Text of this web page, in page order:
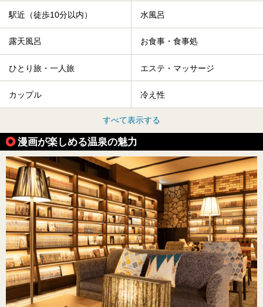
駅近（徒歩10分以内） 水風呂
露天風呂 お食事・食事処
ひとり旅・一人旅 エステ・マッサージ
カップル 冷え性
すべて表示する
漫画が楽しめる温泉の魅力